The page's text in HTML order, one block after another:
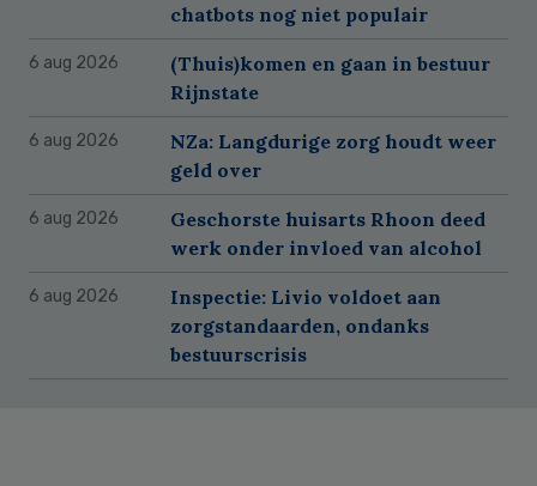
chatbots nog niet populair
6 aug 2026
(Thuis)komen en gaan in bestuur
Rijnstate
6 aug 2026
NZa: Langdurige zorg houdt weer
geld over
6 aug 2026
Geschorste huisarts Rhoon deed
werk onder invloed van alcohol
6 aug 2026
Inspectie: Livio voldoet aan
zorgstandaarden, ondanks
bestuurscrisis